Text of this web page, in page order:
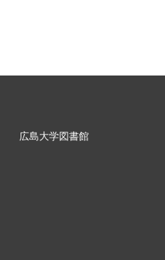
広島大学図書館